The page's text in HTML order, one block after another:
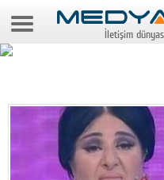
7 Ağustos 2026 12:53:06
Video Galeri
Gazeteler
Medya
İletişim